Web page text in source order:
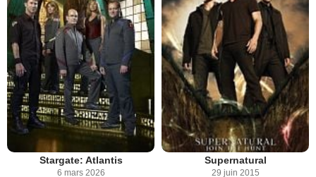
Stargate: Atlantis
6 mars 2026
Supernatural
29 juin 2015